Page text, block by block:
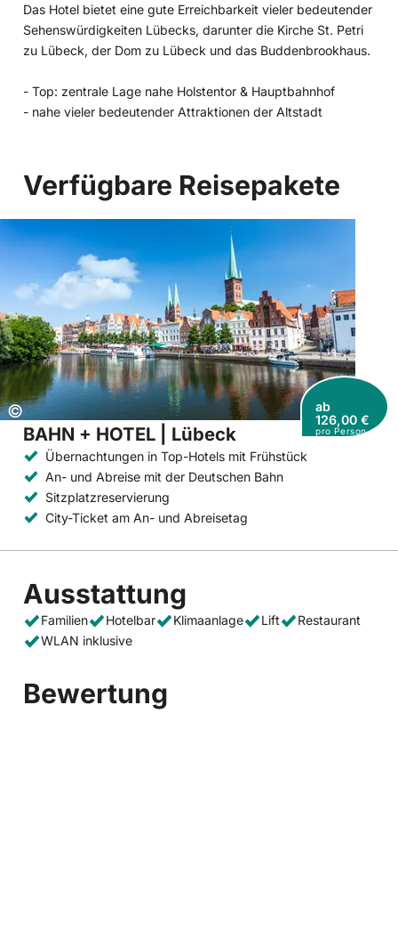
Das Hotel bietet eine gute Erreichbarkeit vieler bedeutender
Sehenswürdigkeiten Lübecks, darunter die Kirche St. Petri
zu Lübeck, der Dom zu Lübeck und das Buddenbrookhaus.
- Top: zentrale Lage nahe Holstentor & Hauptbahnhof
- nahe vieler bedeutender Attraktionen der Altstadt
Verfügbare Reisepakete
Copyright:
©
ab
126,00 €
pro Person
BAHN + HOTEL | Lübeck
Übernachtungen in Top-Hotels mit Frühstück
An- und Abreise mit der Deutschen Bahn
Sitzplatzreservierung
City-Ticket am An- und Abreisetag
Ausstattung
Familien Hotelbar Klimaanlage Lift
Restaurant
WLAN inklusive
Bewertung